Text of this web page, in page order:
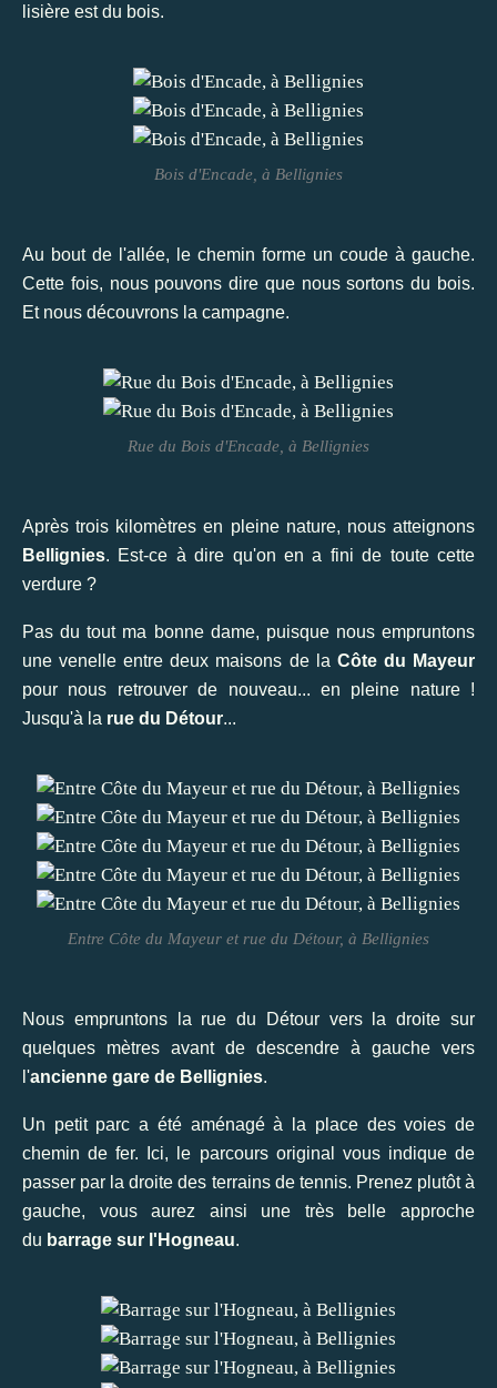
lisière est du bois.
Bois d'Encade, à Bellignies
Au bout de l'allée, le chemin forme un coude à gauche.
Cette fois, nous pouvons dire que nous sortons du bois.
Et nous découvrons la campagne.
Rue du Bois d'Encade, à Bellignies
Après trois kilomètres en pleine nature, nous atteignons
Bellignies. Est-ce à dire qu'on en a fini de toute cette
verdure ?
Pas du tout ma bonne dame, puisque nous empruntons
une venelle entre deux maisons de la Côte du Mayeur
pour nous retrouver de nouveau... en pleine nature !
Jusqu'à la rue du Détour...
Entre Côte du Mayeur et rue du Détour, à Bellignies
Nous empruntons la rue du Détour vers la droite sur
quelques mètres avant de descendre à gauche vers
l'ancienne gare de Bellignies.
Un petit parc a été aménagé à la place des voies de
chemin de fer. Ici, le parcours original vous indique de
passer par la droite des terrains de tennis. Prenez plutôt à
gauche, vous aurez ainsi une très belle approche
du barrage sur l'Hogneau.